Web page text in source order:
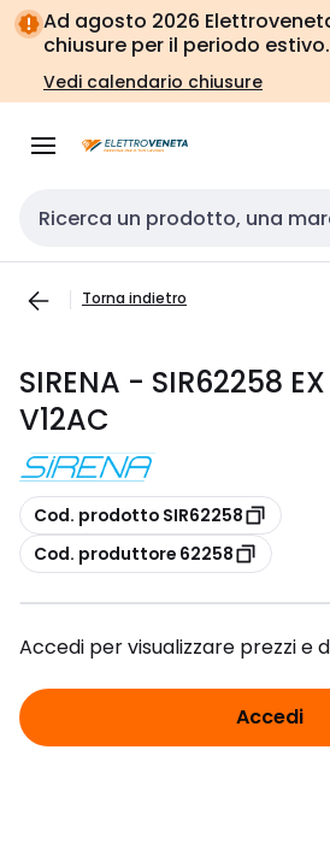
Vai alla
navigazione
Vai
alla
pagina
Ad agosto 2026
chiusure per il periodo estivo.
Vedi calendario chiusure
Cerca input
Torna indietro
SIRENA - SIR62258
V12AC
copia
Cod. prodotto SIR62258
copia
Cod. produttore 62258
Accedi per visualizzare prezzi e
Accedi